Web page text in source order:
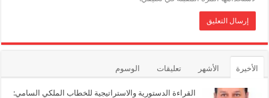
الأخيرة الأشهر تعليقات الوسوم
القراءة الدستورية والاستراتيجية للخطاب الملكي السامي: